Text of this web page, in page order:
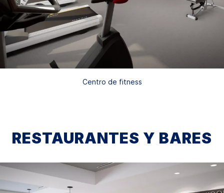
Centro de fitness
RESTAURANTES Y BARES